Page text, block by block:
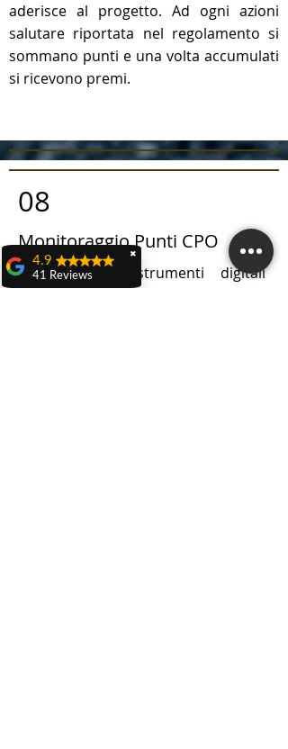
aderisce al progetto. Ad ogni azioni
salutare riportata nel regolamento si
sommano punti e una volta accumulati
si ricevono premi.
08
Monitoraggio Punti CPO
Dal 2023 gli strumenti digitali
✖
4.9
41 Reviews